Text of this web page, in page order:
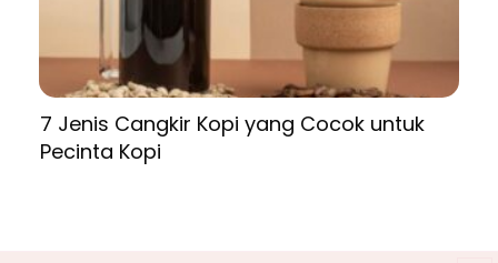
7 Jenis Cangkir Kopi yang Cocok untuk
Pecinta Kopi